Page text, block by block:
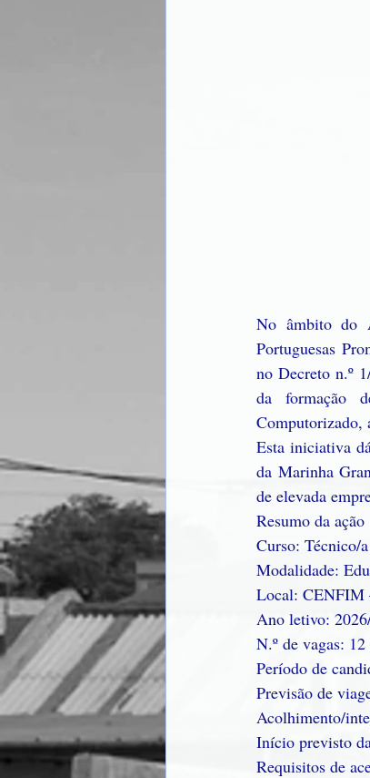
No âmbito do
Portuguesas
no Decreto n.º
da formação
Computorizado,
Esta iniciativa
da Marinha
de elevada
Resumo da ação
Curso: Técnico/
Modalidade:
Local: CENFIM
Ano letivo:
N.º de vagas: 12
Período de
Previsão de
Acolhimento/
Início previsto
Requisitos de